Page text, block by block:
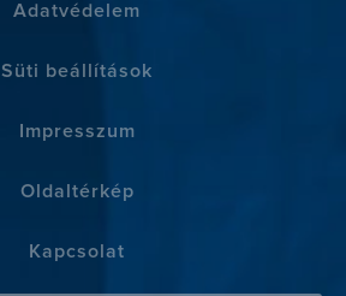
Adatvédelem
Süti beállítások
Impresszum
Oldaltérkép
Kapcsolat